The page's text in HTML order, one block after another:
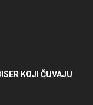
KOJI ČUVAJU